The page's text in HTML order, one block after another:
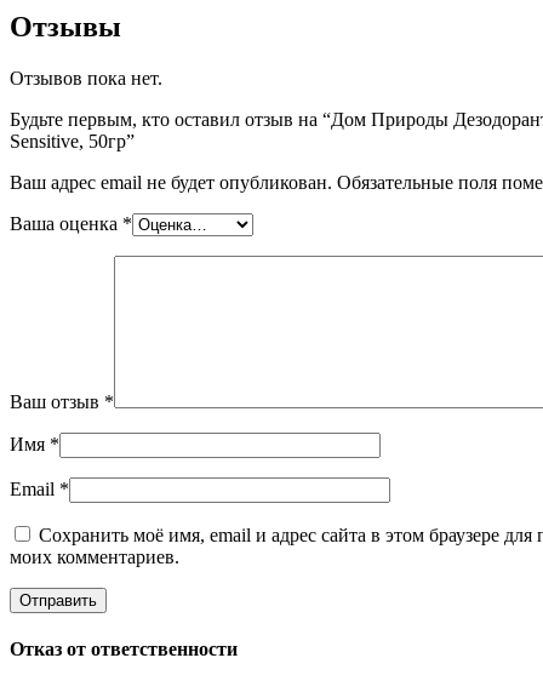
50гр
Отзывы
Отзывов пока нет.
Будьте первым, кто оставил отзыв на “Дом Природы
Sensitive, 50гр”
Ваш адрес email не будет опубликован. Обязательные поля
Ваша оценка *
Ваш отзыв *
Имя *
Email *
Сохранить моё имя, email и адрес сайта в этом браузере
моих комментариев.
Отказ от ответственности